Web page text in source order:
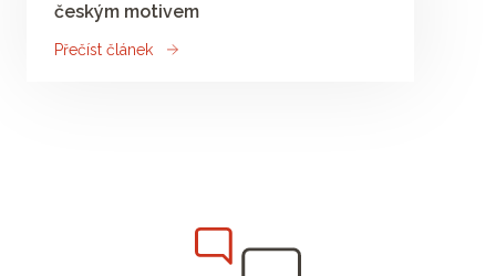
českým motivem
Přečíst článek